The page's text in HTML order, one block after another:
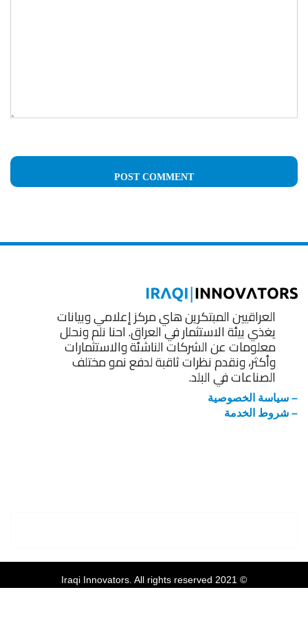
العراقيين المبتكرين هاي مركز إعلامي وبيانات
يغذي بيئة الاستثمار في العراق. احنا نلم ونحلل
معلومات عن الشركات الناشئة والاستثمارات
وأكثر، ونقدم نظرات ثاقبة لدفع نمو مختلف
الصناعات في البلد.
– سياسة الخصوصية
– شروط الخدمة
© 2021 Iraqi Innovators. All rights reserved